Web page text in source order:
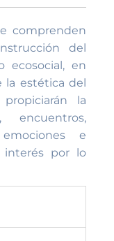
comprenden
del
ecosocial, en
estética del
la
encuentros,
e
interés por lo